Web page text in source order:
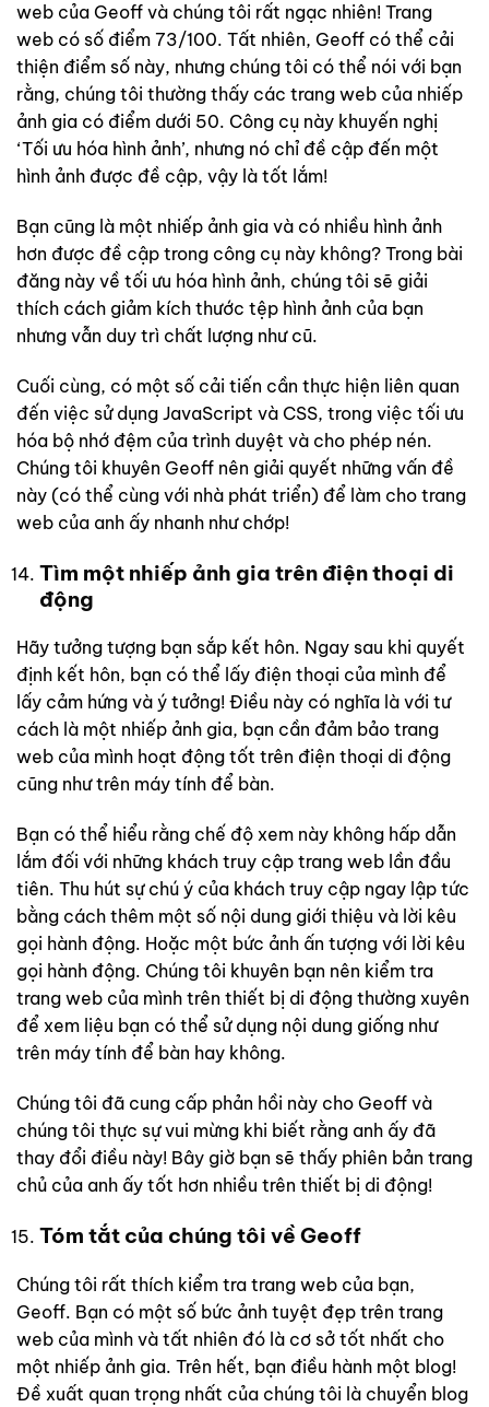
web của Geoff và chúng tôi rất ngạc nhiên! Trang
web có số điểm 73/100. Tất nhiên, Geoff có thể cải
thiện điểm số này, nhưng chúng tôi có thể nói với bạn
rằng, chúng tôi thường thấy các trang web của nhiếp
ảnh gia có điểm dưới 50. Công cụ này khuyến nghị
‘Tối ưu hóa hình ảnh’, nhưng nó chỉ đề cập đến một
hình ảnh được đề cập, vậy là tốt lắm!
Bạn cũng là một nhiếp ảnh gia và có nhiều hình ảnh
hơn được đề cập trong công cụ này không? Trong bài
đăng này về tối ưu hóa hình ảnh, chúng tôi sẽ giải
thích cách giảm kích thước tệp hình ảnh của bạn
nhưng vẫn duy trì chất lượng như cũ.
Cuối cùng, có một số cải tiến cần thực hiện liên quan
đến việc sử dụng JavaScript và CSS, trong việc tối ưu
hóa bộ nhớ đệm của trình duyệt và cho phép nén.
Chúng tôi khuyên Geoff nên giải quyết những vấn đề
này (có thể cùng với nhà phát triển) để làm cho trang
web của anh ấy nhanh như chớp!
Tìm một nhiếp ảnh gia trên điện thoại di
động
Hãy tưởng tượng bạn sắp kết hôn. Ngay sau khi quyết
định kết hôn, bạn có thể lấy điện thoại của mình để
lấy cảm hứng và ý tưởng! Điều này có nghĩa là với tư
cách là một nhiếp ảnh gia, bạn cần đảm bảo trang
web của mình hoạt động tốt trên điện thoại di động
cũng như trên máy tính để bàn.
Bạn có thể hiểu rằng chế độ xem này không hấp dẫn
lắm đối với những khách truy cập trang web lần đầu
tiên. Thu hút sự chú ý của khách truy cập ngay lập tức
bằng cách thêm một số nội dung giới thiệu và lời kêu
gọi hành động. Hoặc một bức ảnh ấn tượng với lời kêu
gọi hành động. Chúng tôi khuyên bạn nên kiểm tra
trang web của mình trên thiết bị di động thường xuyên
để xem liệu bạn có thể sử dụng nội dung giống như
trên máy tính để bàn hay không.
Chúng tôi đã cung cấp phản hồi này cho Geoff và
chúng tôi thực sự vui mừng khi biết rằng anh ấy đã
thay đổi điều này! Bây giờ bạn sẽ thấy phiên bản trang
chủ của anh ấy tốt hơn nhiều trên thiết bị di động!
Tóm tắt của chúng tôi về Geoff
Chúng tôi rất thích kiểm tra trang web của bạn,
Geoff. Bạn có một số bức ảnh tuyệt đẹp trên trang
web của mình và tất nhiên đó là cơ sở tốt nhất cho
một nhiếp ảnh gia. Trên hết, bạn điều hành một blog!
Đề xuất quan trọng nhất của chúng tôi là chuyển blog